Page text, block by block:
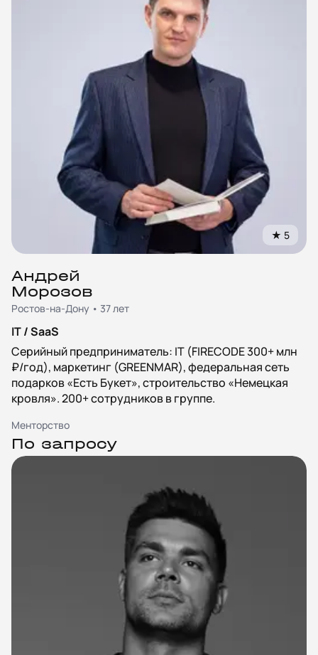
★ 5
Андрей
Морозов
Ростов-на-Дону • 37 лет
IT / SaaS
Серийный предприниматель: IT (FIRECODE 300+ млн
₽/год), маркетинг (GREENMAR), федеральная сеть
подарков «Есть Букет», строительство «Немецкая
кровля». 200+ сотрудников в группе.
Менторство
По запросу